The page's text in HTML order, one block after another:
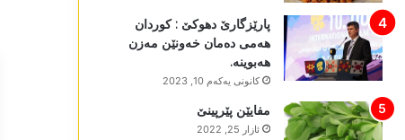
پارێزگارێ دھوکێ : کوردان
ھەمی دەمان خەونێن مەزن
ھەبوینە.
كانونی یه‌كه‌م 10, 2023
مفایێن پێرپینێ
ئازار 25, 2022